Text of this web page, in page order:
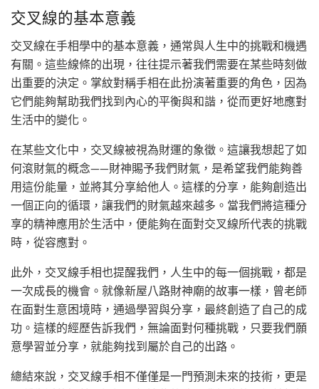
交叉線的基本意義
交叉線在手相學中的基本意義，通常與人生中的挑戰和機遇
有關。這些線條的出現，往往提示著我們需要在某些時刻做
出重要的決定。掌紋對稱手相在此扮演著重要的角色，因為
它們能夠幫助我們找到內心的平衡與和諧，從而更好地應對
生活中的變化。
在某些文化中，交叉線被視為財運的象徵。這讓我想起了如
何滾財氣的概念——財神賜予我們財氣，是希望我們能夠善
用這份能量，並將其分享給他人。這樣的分享，能夠創造出
一個正向的循環，讓我們的財氣越來越多。當我們將這種分
享的精神應用於生活中，便能夠在面對交叉線所代表的挑戰
時，從容應對。
此外，交叉線手相也提醒我們，人生中的每一個挑戰，都是
一次成長的機會。就像新屋八路財神廟的故事一樣，曾老師
在面對生意困境時，通過學習與分享，最終創造了自己的成
功。這樣的經歷告訴我們，無論面對何種挑戰，只要我們願
意學習並分享，就能夠找到屬於自己的出路。
總結來說，交叉線手相不僅僅是一門預測未來的技術，更是